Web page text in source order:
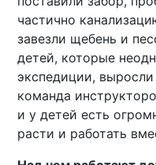
частично
завезли щебень и
детей, которые
экспедиции,
команда
и у детей есть
расти и работать